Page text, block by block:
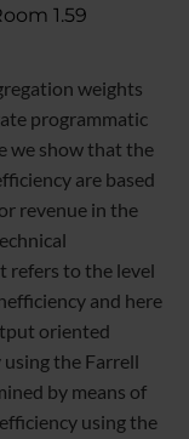
1.59
weights
programmatic
we show that the
are based
revenue in the
refers to the level
and here
oriented
the Farrell
by means of
using the